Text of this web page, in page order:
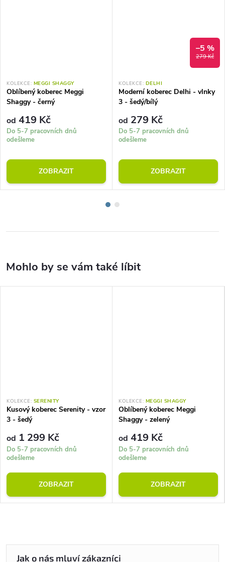
KOLEKCE: MEGGI SHAGGY
Oblíbený koberec Meggi
Shaggy - černý
od 419 Kč
Do 5-7 pracovních dnů
odešleme
ZOBRAZIT
279 Kč
–5 %
KOLEKCE: DELHI
Moderní koberec Delhi - vlnky
3 - šedý/bílý
od 279 Kč
Do 5-7 pracovních dnů
odešleme
ZOBRAZIT
KOLEKCE: SERENITY
Kusový koberec Serenity - vzor
3 - šedý
od 1 299 Kč
Do 5-7 pracovních dnů
odešleme
ZOBRAZIT
KOLEKCE: MEGGI SHAGGY
Oblíbený koberec Meggi
Shaggy - zelený
od 419 Kč
Do 5-7 pracovních dnů
odešleme
ZOBRAZIT